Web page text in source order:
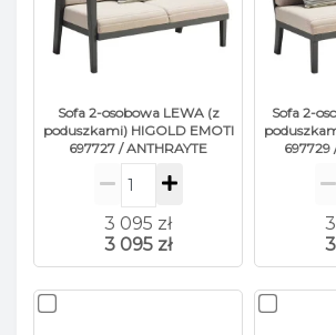
Sofa 2-osobowa LEWA (z
poduszkami) HIGOLD EMOTI
697727 / ANTHRAYTE
3 095 zł
3 095 zł
Sofa 2-
697729